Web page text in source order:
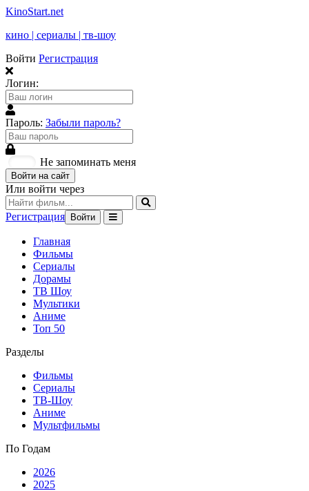
KinoStart.net
кино | сериалы | тв-шоу
Войти Регистрация
Логин:
Пароль: Забыли пароль?
Не запоминать меня
Войти на сайт
Или войти через
Регистрация Войти
Главная
Фильмы
Сериалы
Дорамы
ТВ Шоу
Мультики
Аниме
Топ 50
Разделы
Фильмы
Сериалы
ТВ-Шоу
Аниме
Мультфильмы
По Годам
2026
2025